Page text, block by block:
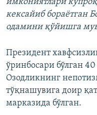
кексайиб бораётган
одамини қўйишга
Президент
ўринбосари бўлган
Озодликнинг
тўқнашувига доир
марказида бўлган.